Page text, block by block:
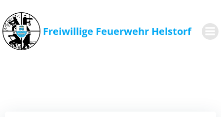
springen
Freiwillige Feuerwehr Helstorf